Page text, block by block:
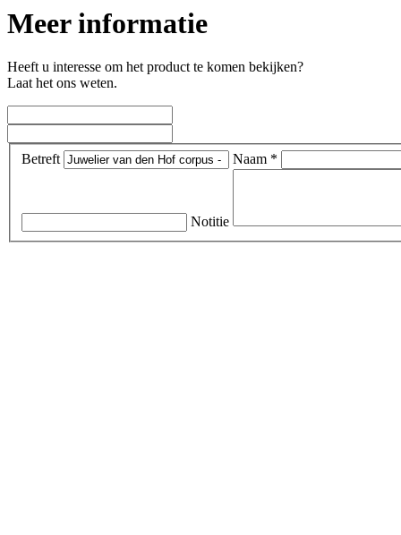
Meer informatie
Heeft u interesse om het product te komen bekijken?
Laat het ons weten.
Betreft Naam *
Notitie